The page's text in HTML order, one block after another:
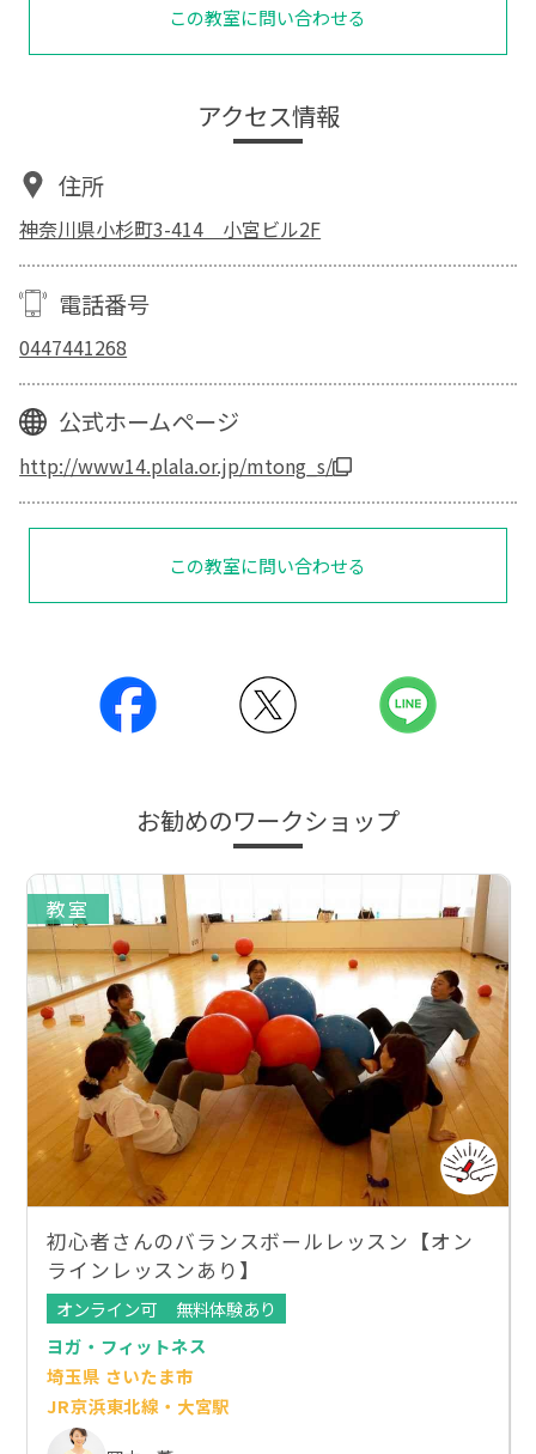
この教室に問い合わせる
アクセス情報
住所
神奈川県小杉町3-414 小宮ビル2F
電話番号
0447441268
公式ホームページ
http://www14.plala.or.jp/mtong_s/
この教室に問い合わせる
お勧めのワークショップ
教室
初心者さんのバランスボールレッスン【オン
ラインレッスンあり】
オンライン可
無料体験あり
ヨガ・フィットネス
埼玉県 さいたま市
JR京浜東北線・大宮駅